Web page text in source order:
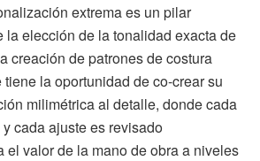
extrema es un pilar
la elección de la tonalidad exacta de
creación de patrones de costura
la oportunidad de co-crear su
milimétrica al detalle, donde cada
cada ajuste es revisado
el valor de la mano de obra a niveles